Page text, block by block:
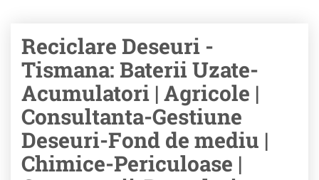
Reciclare Deseuri -
Tismana: Baterii Uzate-
Acumulatori | Agricole |
Consultanta-Gestiune
Deseuri-Fond de mediu |
Chimice-Periculoase |